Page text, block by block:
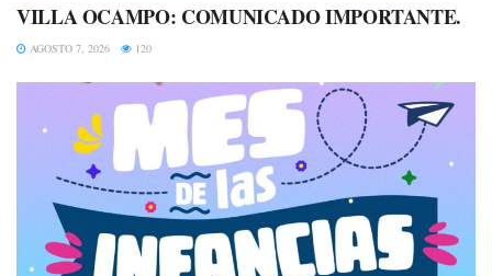
VILLA OCAMPO: COMUNICADO IMPORTANTE.
AGOSTO 7, 2026 120